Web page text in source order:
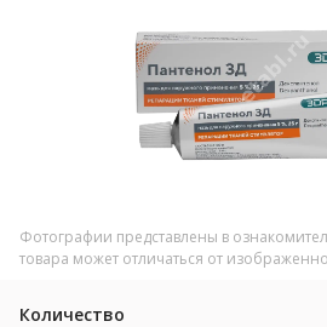
Фотографии представлены в
товара может отличаться от
Количество